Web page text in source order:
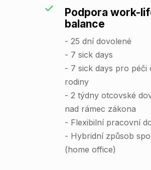
Podpora work-
balance
- 25 dní dovolené
- 7 sick days
- 7 sick days pro péči
rodiny
- 2 týdny otcovské
nad rámec zákona
- Flexibilní pracovní
- Hybridní způsob
(home office)